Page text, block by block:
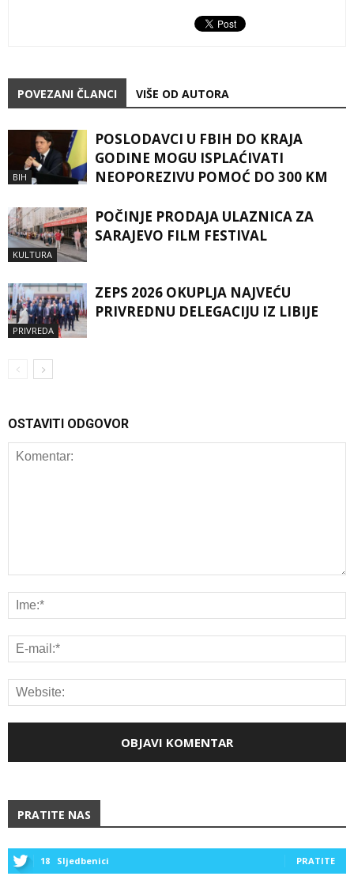
POVEZANI ČLANCI VIŠE OD AUTORA
BIH
POSLODAVCI U FBIH DO KRAJA
GODINE MOGU ISPLAĆIVATI
NEOPOREZIVU POMOĆ DO 300 KM
KULTURA
POČINJE PRODAJA ULAZNICA ZA
SARAJEVO FILM FESTIVAL
PRIVREDA
ZEPS 2026 OKUPLJA NAJVEĆU
PRIVREDNU DELEGACIJU IZ LIBIJE
OSTAVITI ODGOVOR
PRATITE NAS
18 Sljedbenici PRATITE